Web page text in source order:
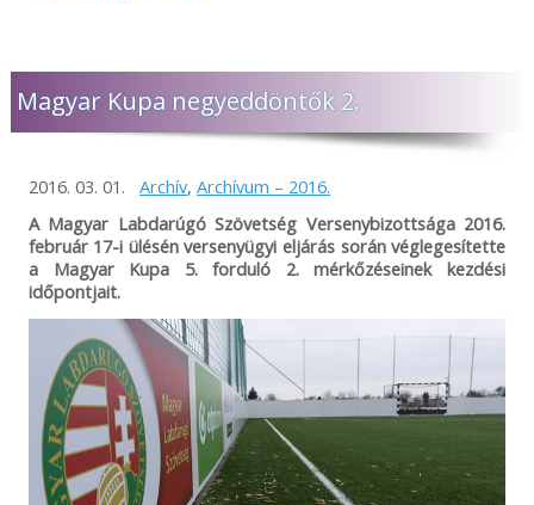
Magyar Kupa negyeddöntők 2.
2016. 03. 01. Archív, Archívum – 2016.
A Magyar Labdarúgó Szövetség Versenybizottsága 2016.
február 17-i ülésén versenyügyi eljárás során véglegesítette
a Magyar Kupa 5. forduló 2. mérkőzéseinek kezdési
időpontjait.